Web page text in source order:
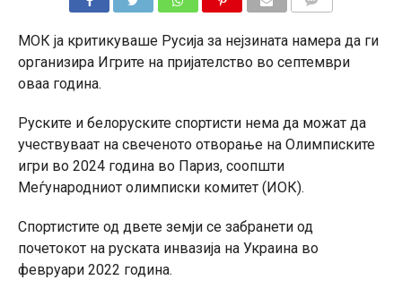
МОК ја критикуваше Русија за нејзината намера да ги
организира Игрите на пријателство во септември
оваа година.
Руските и белоруските спортисти нема да можат да
учествуваат на свеченото отворање на Олимписките
игри во 2024 година во Париз, соопшти
Меѓународниот олимписки комитет (ИОК).
Спортистите од двете земји се забранети од
почетокот на руската инвазија на Украина во
февруари 2022 година.